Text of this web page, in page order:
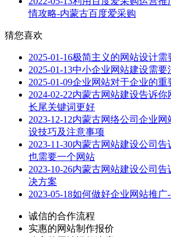
情攻略-内蒙古百度爱采购
猜您喜欢
2025-01-16极简主义的网站设计需
2025-01-13中小企业网站建设需要
2025-01-09企业网站对于企业的重
2024-02-22内蒙古网站建设告诉你
长尾关键词更好
2023-12-12内蒙古网络公司企业网
设技巧及注意事项
2023-11-30内蒙古网站建设公司告
也需要一个网站
2023-10-26内蒙古网站建设公司
决方案
2023-05-18如何做好企业网站推广
诚信的合作流程
实惠的网站制作报价